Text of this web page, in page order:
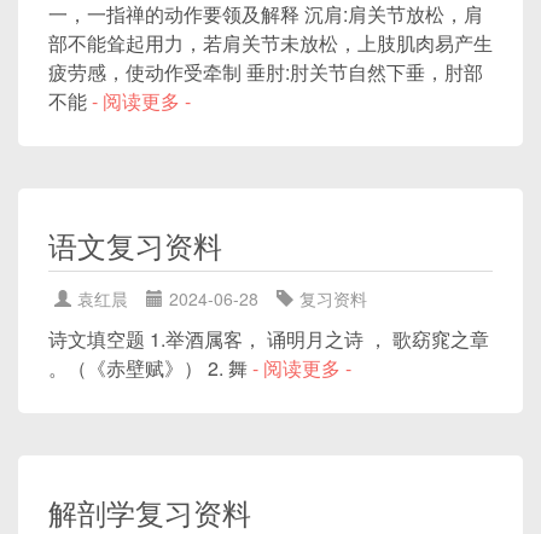
一，一指禅的动作要领及解释 沉肩:肩关节放松，肩
部不能耸起用力，若肩关节未放松，上肢肌肉易产生
疲劳感，使动作受牵制 垂肘:肘关节自然下垂，肘部
不能- 阅读更多 -
语文复习资料
袁红晨 2024-06-28 复习资料
诗文填空题 1.举酒属客， 诵明月之诗 ， 歌窈窕之章
。（《赤壁赋》） 2. 舞- 阅读更多 -
解剖学复习资料